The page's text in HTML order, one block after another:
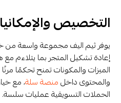
التخصيص
يوفر ثيم اليف مجموعة واسعة من
إعادة تشكيل المتجر بما يتلاءم
الميزات والمكونات تمنح تحكمًا
والمحتوى داخلمنصة سلة، مع
الحملات التسويقية عمليات سلسة.